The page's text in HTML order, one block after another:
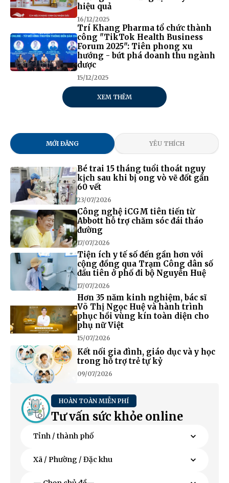
hiệu quả
16/12/2025
Trí Khang Pharma tổ chức thành
công "TikTok Health Business
Forum 2025": Tiên phong xu
hướng - bứt phá doanh thu ngành
dược
15/12/2025
XEM THÊM
MỚI ĐĂNG YÊU THÍCH
Bé trai 15 tháng tuổi thoát nguy
kịch sau khi bị ong vò vẽ đốt gần
60 vết
23/07/2026
Công nghệ iCGM tiên tiến từ
Abbott hỗ trợ chăm sóc đái tháo
đường
17/07/2026
Tiện ích y tế số đến gần hơn với
cộng đồng qua Trạm Công dân số
đầu tiên ở phố đi bộ Nguyễn Huệ
17/07/2026
Hơn 35 năm kinh nghiệm, bác sĩ
Võ Thị Ngọc Huệ và hành trình
phục hồi vùng kín toàn diện cho
phụ nữ Việt
15/07/2026
Kết nối gia đình, giáo dục và y học
trong hỗ trợ trẻ tự kỷ
09/07/2026
HOÀN TOÀN MIỄN PHÍ
Tư vấn sức khỏe online